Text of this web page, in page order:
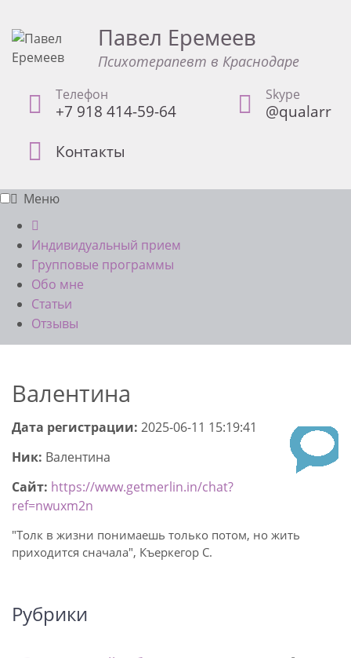
Павел Еремеев
Психотерапевт в Краснодаре
Телефон
+7 918 414-59-64
Skype
@qualarr
Контакты
Меню
Индивидуальный прием
Групповые программы
Обо мне
Статьи
Отзывы
Валентина
Дата регистрации: 2025-06-11 15:19:41
Ник: Валентина
Сайт: https://www.getmerlin.in/chat?
ref=nwuxm2n
"Толк в жизни понимаешь только потом, но жить
приходится сначала", Къеркегор С.
Рубрики